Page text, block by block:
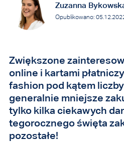
Zuzanna
Opublikowano:
Zwiększone
online i kartami
fashion pod kątem
generalnie mniejsze
tylko kilka ciekawych
tegorocznego święta
pozostałe!